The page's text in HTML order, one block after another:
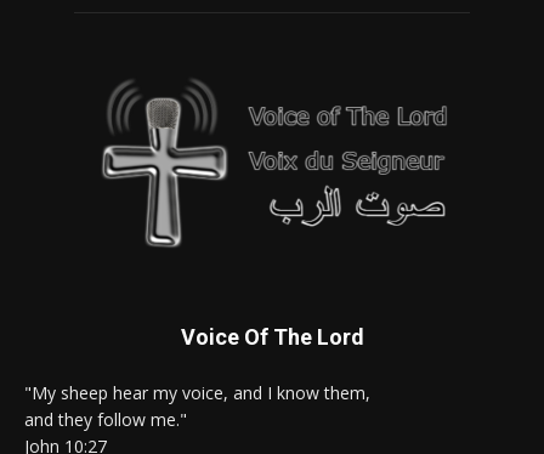
Voice Of The Lord
"My sheep hear my voice, and I know them,
and they follow me."
John 10:27